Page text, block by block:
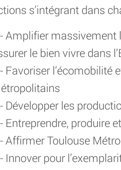
s’intégrant dans
Amplifier
le bien vivre dans
Favoriser l’écomobilité
Développer les
Entreprendre, produire
Affirmer Toulouse
Innover pour